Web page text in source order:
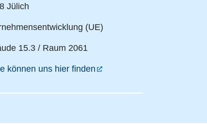
Jülich
(UE)
15.3 / Raum 2061
können uns hier finden